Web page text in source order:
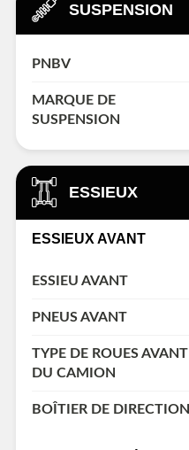
SUSPENSION
PNBV
MARQUE DE
SUSPENSION
ESSIEUX
ESSIEUX AVANT
ESSIEU AVANT
PNEUS AVANT
TYPE DE ROUES AVANT
DU CAMION
BOÎTIER DE DIRECTION